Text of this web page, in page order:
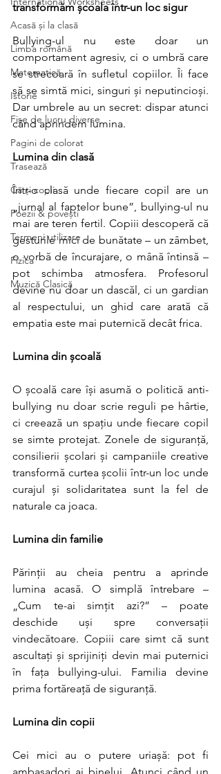
Acasă și la clasă
Limba română
Matematică
Istorie
Fișe de lucru diverse
Pagini de colorat
Trasează
Cărți copii
Poezii & povești
Termeni utilizare
Fizica
Muzică Clasică
transformăm școala într-un loc sigur
Bullying-ul nu este doar un
comportament agresiv, ci o umbră care
se strecoară în sufletul copiilor. Îi face
să se simtă mici, singuri și neputincioși.
Dar umbrele au un secret: dispar atunci
când aprindem lumina.
Lumina din clasă
Într-o clasă unde fiecare copil are un
„jurnal al faptelor bune”, bullying-ul nu
mai are teren fertil. Copiii descoperă că
gesturile mici de bunătate – un zâmbet,
o vorbă de încurajare, o mână întinsă –
pot schimba atmosfera. Profesorul
devine nu doar un dascăl, ci un gardian
al respectului, un ghid care arată că
empatia este mai puternică decât frica.
Lumina din școală
O școală care își asumă o politică anti-
bullying nu doar scrie reguli pe hârtie,
ci creează un spațiu unde fiecare copil
se simte protejat. Zonele de siguranță,
consilierii școlari și campaniile creative
transformă curtea școlii într-un loc unde
curajul și solidaritatea sunt la fel de
naturale ca joaca.
Lumina din familie
Părinții au cheia pentru a aprinde
lumina acasă. O simplă întrebare –
„Cum te-ai simțit azi?” – poate
deschide uși spre conversații
vindecătoare. Copiii care simt că sunt
ascultați și sprijiniți devin mai puternici
în fața bullying-ului. Familia devine
prima fortăreață de siguranță.
Lumina din copii
Cei mici au o putere uriașă: pot fi